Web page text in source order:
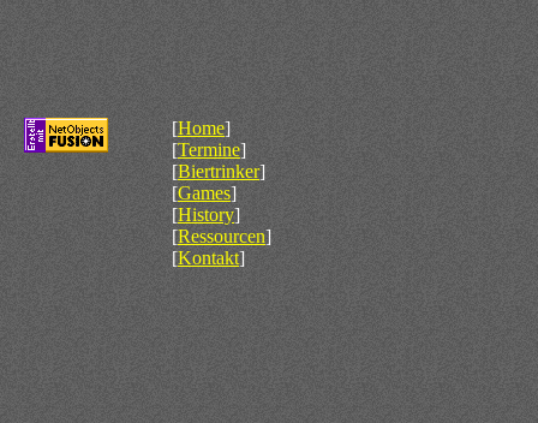
[Home]
[Termine]
[Biertrinker]
[Games]
[History]
[Ressourcen]
[Kontakt]